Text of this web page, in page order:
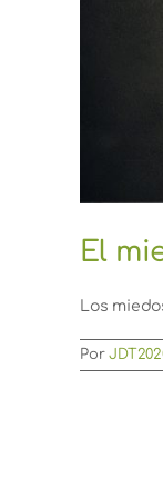
El
Los
Por